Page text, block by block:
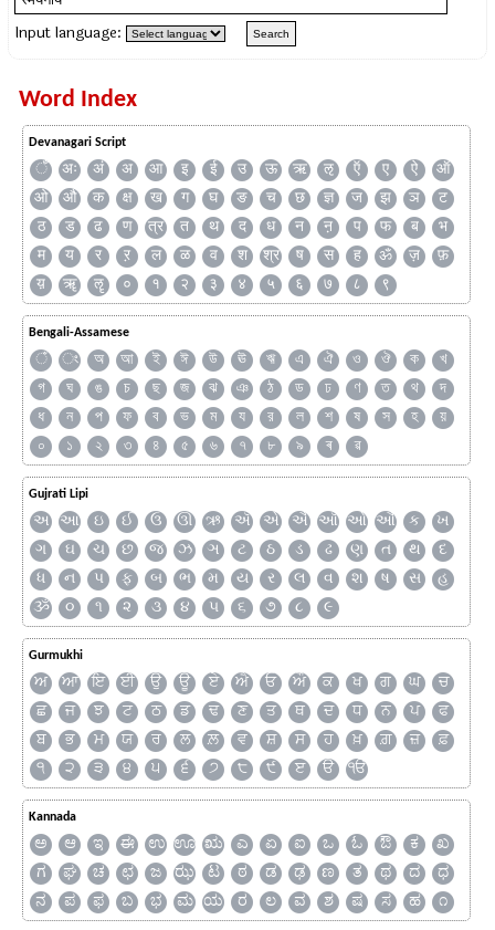
Input language:
Word Index
Devanagari Script
ँ अः अं अ आ इ ई उ ऊ ऋ ऌ ऍ ए ऐ
ऑ
ओ
औ क क्ष ख ग घ ङ च छ ज्ञ ज झ ञ
ट
ठ
ड ढ ण त्र त थ द ध न ऩ प फ ब
भ
म
य र ऱ ल ळ व श श्र ष स ह ॐ ज़
फ़
य़
ॠ ॡ ० १ २ ३ ४ ५ ६ ७ ८ ९
Bengali-Assamese
ঁ ং অ আ ই ঈ উ ঊ ঋ এ ঐ ও ঔ ক
খ
গ
ঘ ঙ চ ছ জ ঝ ঞ ঠ ড ঢ ণ ত থ
দ
ধ
ন প ফ ব ভ ম য র ল শ ষ স হ
য়
০
১ ২ ৩ ৪ ৫ ৬ ৭ ৮ ৯ ৰ ৱ
Gujrati Lipi
અ આ ઇ ઈ ઉ ઊ ઋ ઍ એ ઐ ઑ ઓ ઔ ક
ખ
ગ
ઘ ચ છ જ ઝ ઞ ટ ઠ ડ ઢ ણ ત થ
દ
ધ
ન પ ફ બ ભ મ ય ર લ વ શ ષ સ
હ
ૐ
૦ ૧ ૨ ૩ ૪ ૫ ૬ ૭ ૮ ૯
Gurmukhi
ਅ ਆ ਇ ਈ ਉ ਊ ਏ ਐ ਓ ਔ ਕ ਖ ਗ ਘ
ਚ
ਛ
ਜ ਝ ਟ ਠ ਡ ਢ ਣ ਤ ਥ ਦ ਧ ਨ ਪ
ਫ
ਬ
ਭ ਮ ਯ ਰ ਲ ਲ਼ ਵ ਸ਼ ਸ ਹ ਖ਼ ਗ਼ ਜ਼
ਫ਼
੧
੨ ੩ ੪ ੫ ੬ ੭ ੮ ੯ ੲ ੳ ੴ
Kannada
ಅ ಆ ಇ ಈ ಉ ಊ ಋ ಎ ಏ ಐ ಒ ಓ ಔ ಕ
ಖ
ಗ
ಘ ಚ ಛ ಜ ಝ ಟ ಠ ಡ ಢ ಣ ತ ಥ ದ
ಧ
ನ
ಪ ಫ ಬ ಭ ಮ ಯ ರ ಲ ವ ಶ ಷ ಸ ಹ ೧